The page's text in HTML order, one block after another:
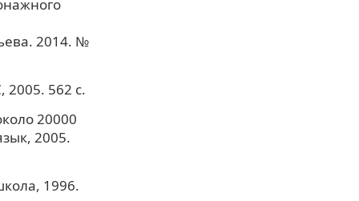
2014. №
2005. 562 с.
20000
2005.
1996.